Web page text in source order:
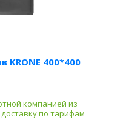
KRONE 400*400
компанией из
по тарифам